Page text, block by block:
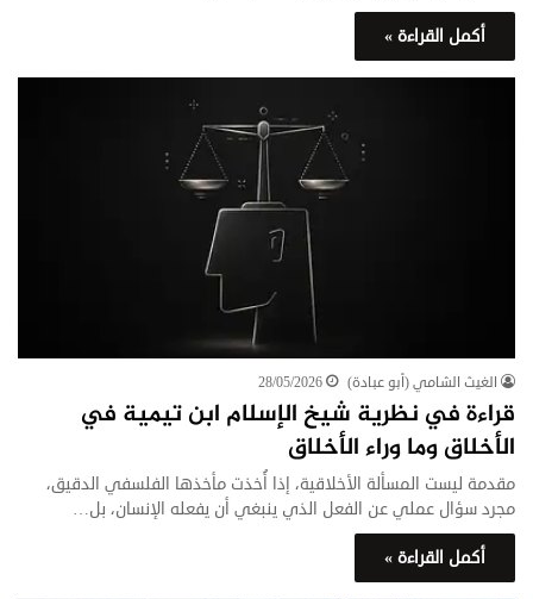
أكمل القراءة »
الغيث الشامي (أبو عبادة) 28/05/2026
قراءة في نظرية شيخ الإسلام ابن تيمية في
الأخلاق وما وراء الأخلاق
مقدمة ليست المسألة الأخلاقية، إذا أُخذت مأخذها الفلسفي الدقيق،
مجرد سؤال عملي عن الفعل الذي ينبغي أن يفعله الإنسان، بل…
أكمل القراءة »